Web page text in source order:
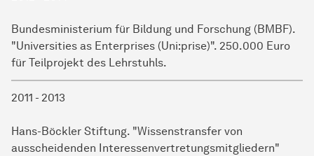
Bundesministerium für Bildung und Forschung (BMBF).
"Universities as Enterprises (Uni:prise)". 250.000 Euro
für Teilprojekt des Lehrstuhls.
2011 - 2013
Hans-Böckler Stiftung. "Wissenstransfer von
ausscheidenden Interessenvertretungsmitgliedern"